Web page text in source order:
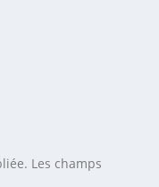
Les champs